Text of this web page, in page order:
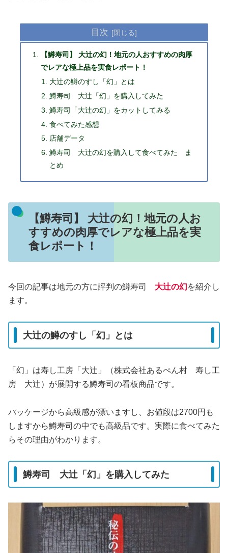
目次
【鱒寿司】 大辻の幻！地元の人おすすめの肉厚
でレアな極上品を実食レポート！
大辻の鱒のすし「幻」とは
鱒寿司 大辻「幻」を購入してみた
鱒寿司「大辻の幻」をカットしてみる
食べてみた感想
店舗データ
鱒寿司 大辻の幻を購入して食べてみた ま
とめ
【鱒寿司】 大辻の幻！地元の人お
すすめの肉厚でレアな極上品を実
食レポート！
今回の記事は地元の方に評判の鱒寿司 大辻の幻を紹介し
ます。
大辻の鱒のすし「幻」とは
「幻」は寿し工房「大辻」（株式会社あるぺん村 寿し工
房 大辻）が展開する鱒寿司の看板商品です。
パッケージから高級感が漂いますし、お値段は2700円も
しますから鱒寿司の中でも高級品です。実際に食べてみた
らその理由がわかります。
鱒寿司 大辻「幻」を購入してみた